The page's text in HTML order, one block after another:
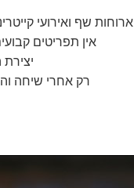
ארוחות שף ואירועי
אין תפריטים
רק אחרי שיחה